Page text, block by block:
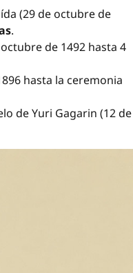
(29 de octubre de
.
de 1492 hasta 4
hasta la ceremonia
de Yuri Gagarin (12 de